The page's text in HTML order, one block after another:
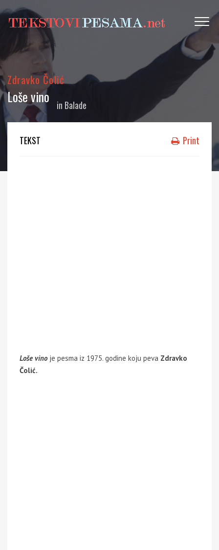
Zdravko Čolić
Loše vino in Balade
TEKST Print
Loše vinoje pesma iz 1975. godine koju peva Zdravko
Čolić.